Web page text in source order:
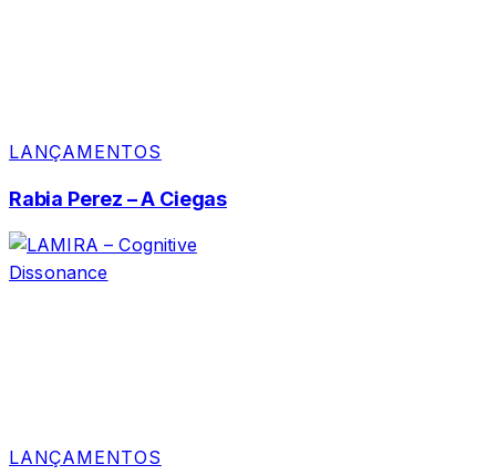
LANÇAMENTOS
Rabia Perez – A Ciegas
LANÇAMENTOS